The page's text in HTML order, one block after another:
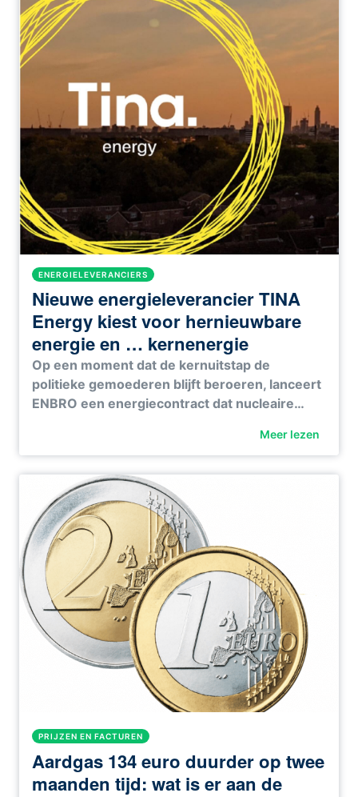
ENERGIELEVERANCIERS
Nieuwe energieleverancier TINA
Energy kiest voor hernieuwbare
energie en … kernenergie
Op een moment dat de kernuitstap de
politieke gemoederen blijft beroeren, lanceert
ENBRO een energiecontract dat nucleaire…
Meer lezen
PRIJZEN EN FACTUREN
Aardgas 134 euro duurder op twee
maanden tijd: wat is er aan de